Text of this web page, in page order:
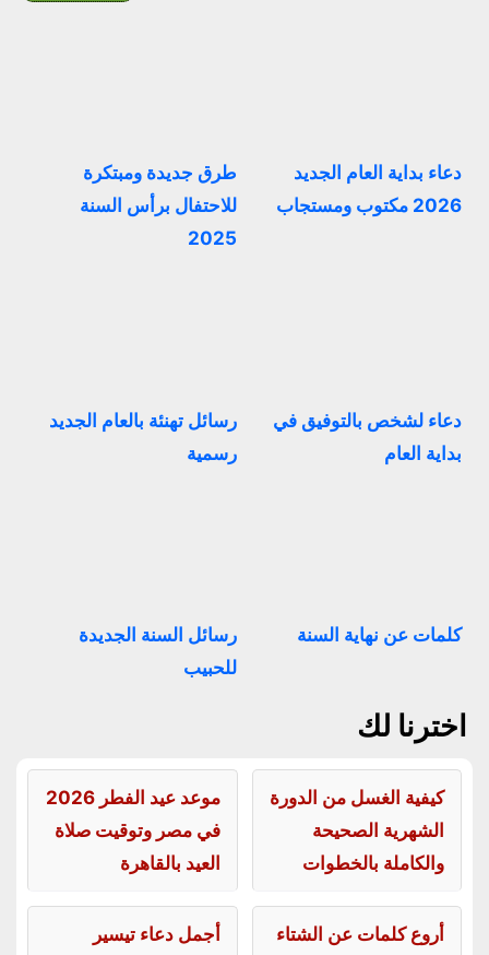
دعاء بداية العام الجديد
2026 مكتوب ومستجاب
طرق جديدة ومبتكرة
للاحتفال برأس السنة
2025
دعاء لشخص بالتوفيق في
بداية العام
رسائل تهنئة بالعام الجديد
رسمية
كلمات عن نهاية السنة
رسائل السنة الجديدة
للحبيب
اخترنا لك
كيفية الغسل من الدورة
الشهرية الصحيحة
والكاملة بالخطوات
موعد عيد الفطر 2026
في مصر وتوقيت صلاة
العيد بالقاهرة
أروع كلمات عن الشتاء أجمل دعاء تيسير